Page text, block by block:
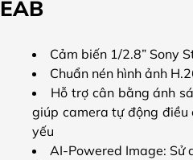
EAB
Cảm biến 1/2.8” Sony
Chuẩn nén hình ảnh
Hỗ trợ cân bằng ánh
giúp camera tự động điều
yếu
AI-Powered Image: Sử